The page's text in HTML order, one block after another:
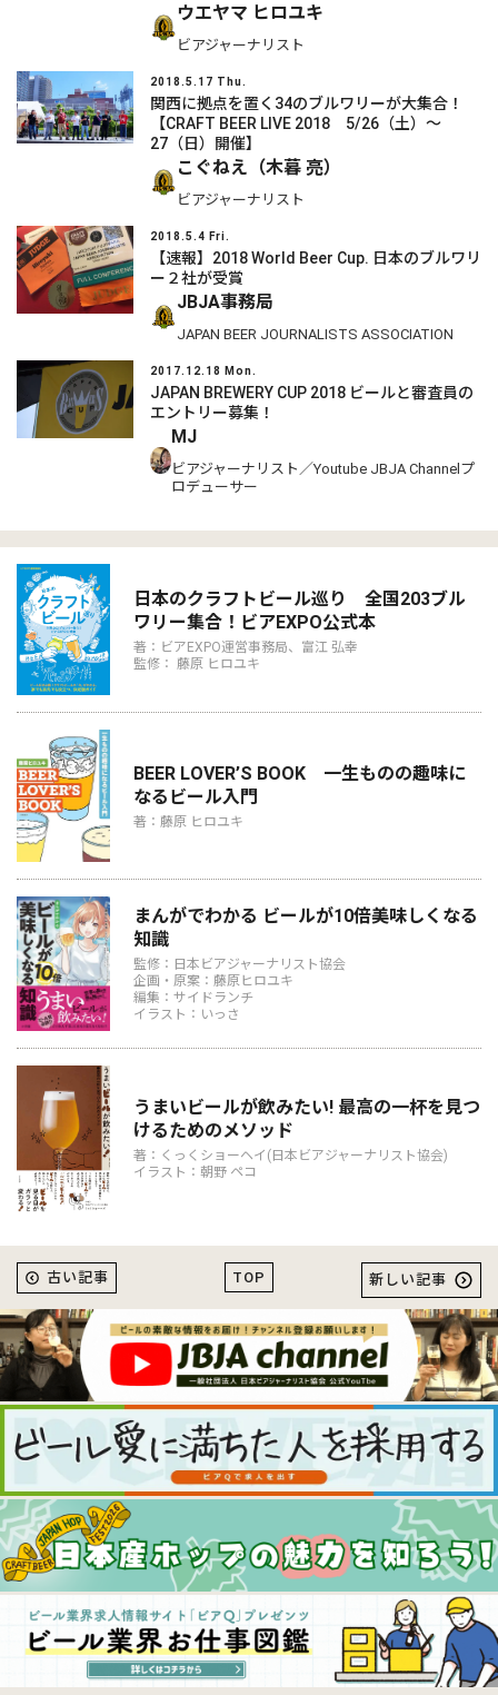
ウエヤマ ヒロユキ
ビアジャーナリスト
2018.5.17 Thu.
関西に拠点を置く34のブルワリーが大集合！
【CRAFT BEER LIVE 2018 5/26（土）～
27（日）開催】
こぐねえ（木暮 亮）
ビアジャーナリスト
2018.5.4 Fri.
【速報】2018 World Beer Cup. 日本のブルワリ
ー２社が受賞
JBJA事務局
JAPAN BEER JOURNALISTS ASSOCIATION
2017.12.18 Mon.
JAPAN BREWERY CUP 2018 ビールと審査員の
エントリー募集！
MJ
ビアジャーナリスト／Youtube JBJA Channelプ
ロデューサー
日本のクラフトビール巡り 全国203ブル
ワリー集合！ビアEXPO公式本
著：ビアEXPO運営事務局、富江 弘幸
監修： 藤原 ヒロユキ
BEER LOVER’S BOOK 一生ものの趣味に
なるビール入門
著：藤原 ヒロユキ
まんがでわかる ビールが10倍美味しくなる
知識
監修：日本ビアジャーナリスト協会
企画・原案：藤原ヒロユキ
編集：サイドランチ
イラスト：いっさ
うまいビールが飲みたい! 最高の一杯を見つ
けるためのメソッド
著：くっくショーヘイ(日本ビアジャーナリスト協会)
イラスト：朝野 ペコ
TOP
古い記事 新しい記事